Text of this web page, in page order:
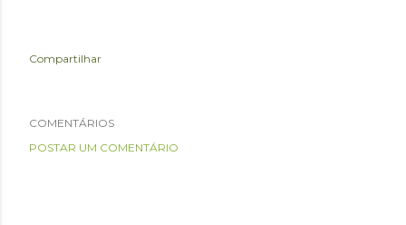
Compartilhar
COMENTÁRIOS
POSTAR UM COMENTÁRIO